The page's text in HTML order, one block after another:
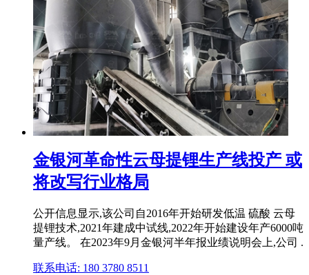
金银河革命性云母提锂生产线投产 或
将改写行业格局
公开信息显示,该公司自2016年开始研发低温 硫酸 云母
提锂技术,2021年建成中试线,2022年开始建设年产6000吨
量产线。 在2023年9月金银河半年报业绩说明会上,公司 .
联系电话: 180 3780 8511